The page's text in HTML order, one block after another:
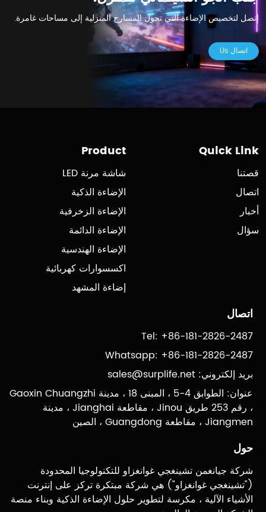
إتصل لتخصيص الإضاءة التي تحول المسارح المنزلية إلى مساحات غامرة.
اتصال Us
Quick Link
قصتنا
اتصال
أخبار
سؤال
Product
شاشة مرنة LED
الإضاءة الذكية
الإضاءة الزخرفية
الإضاءة الدائمة
الإضاءة الهندسية
اكسسوارات كهربائية
إضاءة المشهد
اتصال
Tel: +86-181-2826-2487
Whatsapp: +86-181-2826-2487
بريد إلكتروني:sales@surplife.net
عنوان: الطوابق 4-5 ، المبنى 18 ، مدينة Gaoxin Chuangzhi
، رقم 253 طريق Jinou ، مقاطعة Jianghai ، مدينة
Jiangmen ، مقاطعة Guangdong ، الصين
حول
شركة جيانغمن تشينغجي غوانغزاو للتكنولوجيا المحدودة
("تشينغجي غوانغزاو") هي شركة مبتكرة تركز على إنترنت
الأشياء الآلية ، مكرسة لتطوير حلول الإضاءة الذكية وبناء منصة